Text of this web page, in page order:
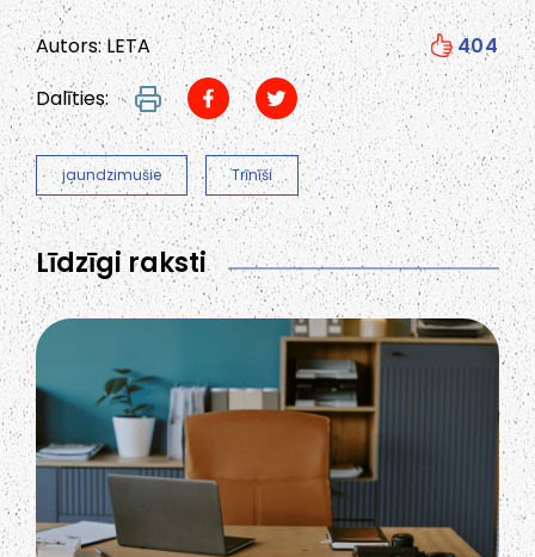
Autors: LETA
404
Dalīties:
jaundzimušie Trīnīši
Līdzīgi raksti